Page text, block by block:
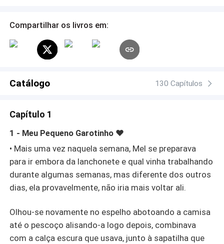
manter seus prazeres diferenciados longe de tudo e de
ser ruim aos negócios. Uma vez que poucas pessoas
ficavam ao seu lado quando realmente o conheciam. Ele
claro que suas experiências eram na cama e nenhum
autocontrole de tudo ao seu redor pode se contar ao
encontrar uma mulher que não está disposta a se
enquadrar nas suas regras, o deixando a beira da
loucura... Não apenas em estresse, como uma perfeita
não-submissa.
Compartilhar os livros em:
Catálogo 130 Capítulos
Capítulo 1
1 - Meu Pequeno Garotinho ❤️
• Mais uma vez naquela semana, Mel se preparava
para ir embora da lanchonete e qual vinha trabalhando
durante algumas semanas, mas diferente dos outros
dias, ela provavelmente, não iria mais voltar ali.
Olhou-se novamente no espelho abotoando a camisa
até o pescoço alisando-a logo depois, combinava
com a calça escura que usava, junto à sapatilha que